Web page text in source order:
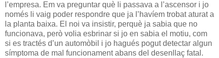
l’empresa. Em va preguntar què li passava a l’ascensor i jo
només li vaig poder respondre que ja l’havíem trobat aturat a
la planta baixa. El noi va insistir, perquè ja sabia que no
funcionava, però volia esbrinar si jo en sabia el motiu, com
si es tractés d’un automòbil i jo hagués pogut detectar algun
símptoma de mal funcionament abans del desenllaç fatal.